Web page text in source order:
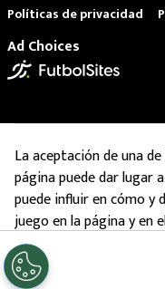
Políticas de privacidad
Ad Choices
La aceptación de una
página puede dar lugar
puede influir en cómo y
juego en la página y en
influye en nuestras